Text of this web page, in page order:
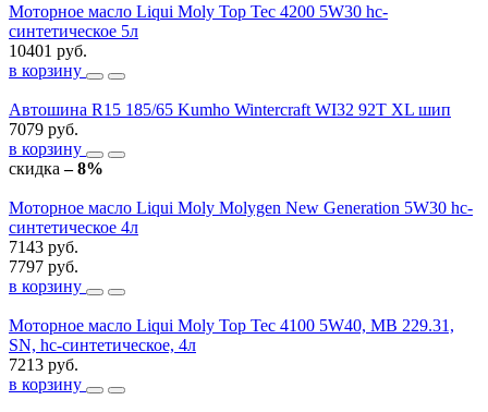
Моторное масло Liqui Moly Top Tec 4200 5W30 hc-
синтетическое 5л
10401 руб.
в корзину
Автошина R15 185/65 Kumho Wintercraft WI32 92T XL шип
7079 руб.
в корзину
скидка– 8%
Моторное масло Liqui Moly Molygen New Generation 5W30 hc-
синтетическое 4л
7143 руб.
7797 руб.
в корзину
Моторное масло Liqui Moly Top Tec 4100 5W40, MB 229.31,
SN, hc-синтетическое, 4л
7213 руб.
в корзину